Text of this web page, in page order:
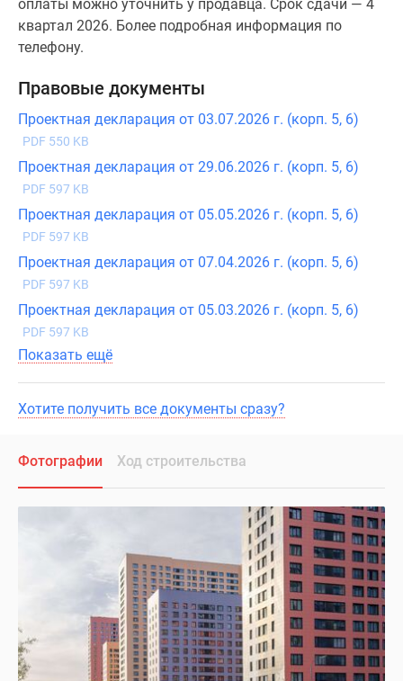
оплаты можно уточнить у продавца. Срок сдачи — 4
квартал 2026. Более подробная информация по
телефону.
Правовые документы
Проектная декларация от 03.07.2026 г. (корп. 5, 6)
PDF 550 KB
Проектная декларация от 29.06.2026 г. (корп. 5, 6)
PDF 597 KB
Проектная декларация от 05.05.2026 г. (корп. 5, 6)
PDF 597 KB
Проектная декларация от 07.04.2026 г. (корп. 5, 6)
PDF 597 KB
Проектная декларация от 05.03.2026 г. (корп. 5, 6)
PDF 597 KB
Показать ещё
Хотите получить все документы сразу?
Фотографии Ход строительства